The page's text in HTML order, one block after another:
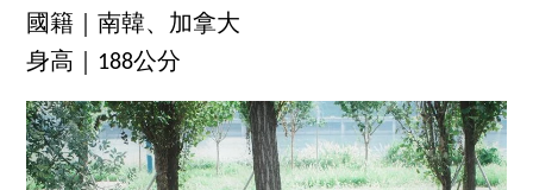
國籍｜南韓、加拿大
身高｜188公分